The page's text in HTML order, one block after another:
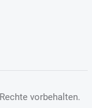
vorbehalten.